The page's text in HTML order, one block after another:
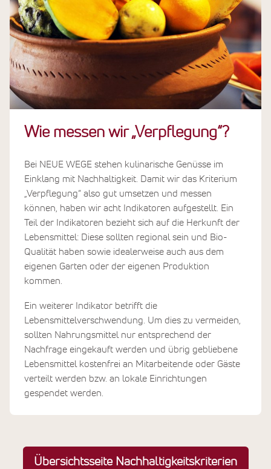
Wie messen wir „Verpflegung“?
Bei NEUE WEGE stehen kulinarische Genüsse im
Einklang mit Nachhaltigkeit. Damit wir das Kriterium
„Verpflegung“ also gut umsetzen und messen
können, haben wir acht Indikatoren aufgestellt. Ein
Teil der Indikatoren bezieht sich auf die Herkunft der
Lebensmittel: Diese sollten regional sein und Bio-
Qualität haben sowie idealerweise auch aus dem
eigenen Garten oder der eigenen Produktion
kommen.
Ein weiterer Indikator betrifft die
Lebensmittelverschwendung. Um dies zu vermeiden,
sollten Nahrungsmittel nur entsprechend der
Nachfrage eingekauft werden und übrig gebliebene
Lebensmittel kostenfrei an Mitarbeitende oder Gäste
verteilt werden bzw. an lokale Einrichtungen
gespendet werden.
Übersichtsseite Nachhaltigkeitskriterien